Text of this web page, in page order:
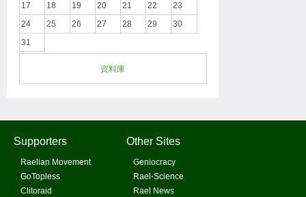
17
18 19 20 21 22
23
24
25 26 27 28 29
30
31
資料庫
Supporters
Raelian Movement
GoTopless
Clitoraid
Other Sites
Geniocracy
Rael-Science
Rael News